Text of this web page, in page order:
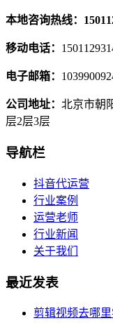
本地咨询热线：
移动电话：
电子邮箱：
公司地址： 北京市朝
层2层3层
导航栏
抖音代运营
行业案例
运营老师
行业新闻
关于我们
最近发表
剪辑视频去哪